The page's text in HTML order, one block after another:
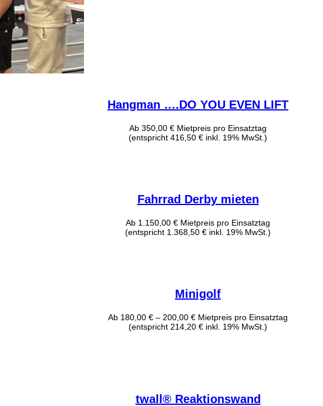
Hangman ….DO YOU EVEN LIFT
Ab 350,00 € Mietpreis pro Einsatztag
(entspricht 416,50 € inkl. 19% MwSt.)
Fahrrad Derby mieten
Ab 1.150,00 € Mietpreis pro Einsatztag
(entspricht 1.368,50 € inkl. 19% MwSt.)
Minigolf
Ab 180,00 € – 200,00 € Mietpreis pro Einsatztag
(entspricht 214,20 € inkl. 19% MwSt.)
twall® Reaktionswand